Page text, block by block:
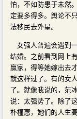
怕，不如防患于未然
定要多得多。舆论不
法移民去外星。
女强人普遍会遇到
结婚。之前看到网上
赢家，得等她嫁出去
就这样过了。有的女
了。就像我说的，范
说：太强势了。除了
朴槿惠，她们的人生